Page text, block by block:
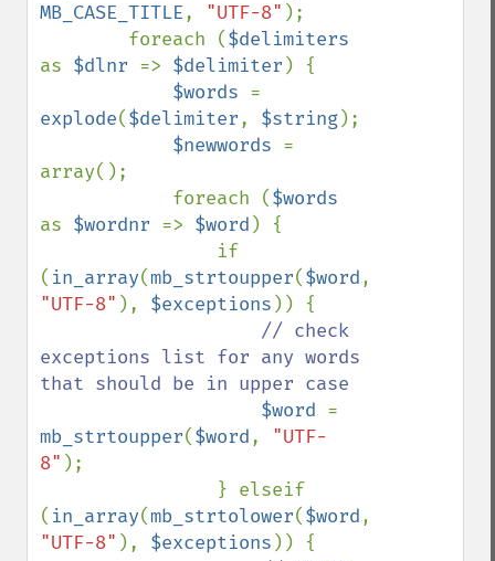
MB_CASE_TITLE, "UTF-8" );
        foreach (
as $dlnr => $delimiter ) {
$words
explode($delimiter, $string);
$newwords =
array();
            foreach (
as $wordnr => $word ) {
( in_array(mb_strtoupper($word
"UTF-8" ), $exceptions )) {
// check
exceptions list for any words
that should be in upper case
$word
mb_strtoupper($word, "UTF-
8" );
( in_array(mb_strtolower($word
"UTF-8" ), $exceptions )) {